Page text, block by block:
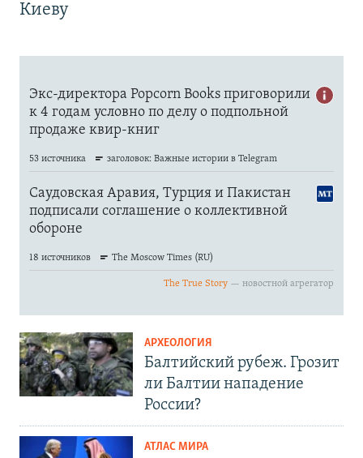
Киеву
АРХЕОЛОГИЯ
Балтийский рубеж. Грозит
ли Балтии нападение
России?
АТЛАС МИРА